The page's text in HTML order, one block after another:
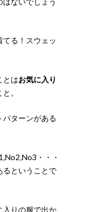
てる！スウェッ
とはお気に入り
。
パターンがある
・・・
るということで
入りの服で出か